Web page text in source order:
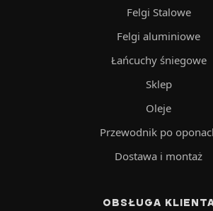
Felgi Stalowe
Felgi aluminiowe
Łańcuchy śniegowe
Sklep
Oleje
Przewodnik po
Dostawa i montaż
OBSŁUGA